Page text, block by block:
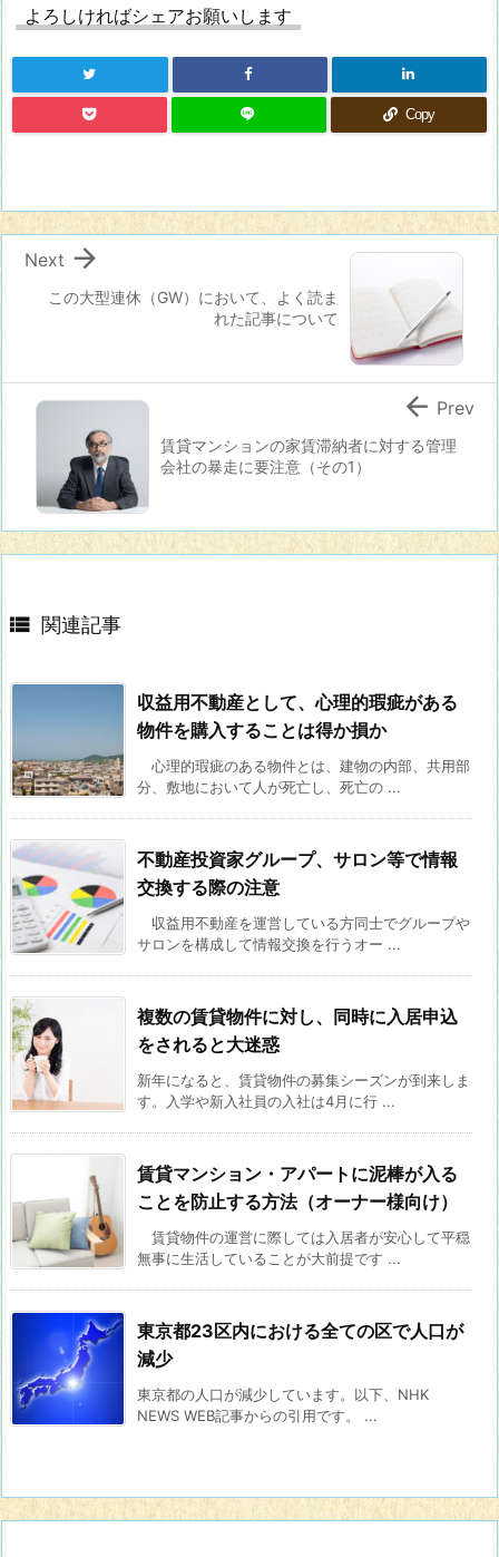
よろしければシェアお願いします
Copy
この大型連休（GW）において、よく読ま
れた記事について

Next
賃貸マンションの家賃滞納者に対する管理
会社の暴走に要注意（その1）
 Prev
 関連記事
収益用不動産として、心理的瑕疵がある
物件を購入することは得か損か
心理的瑕疵のある物件とは、建物の内部、共用部
分、敷地において人が死亡し、死亡の ...
不動産投資家グループ、サロン等で情報
交換する際の注意
収益用不動産を運営している方同士でグループや
サロンを構成して情報交換を行うオー ...
複数の賃貸物件に対し、同時に入居申込
をされると大迷惑
新年になると、賃貸物件の募集シーズンが到来しま
す。入学や新入社員の入社は4月に行 ...
賃貸マンション・アパートに泥棒が入る
ことを防止する方法（オーナー様向け）
賃貸物件の運営に際しては入居者が安心して平穏
無事に生活していることが大前提です ...
東京都23区内における全ての区で人口が
減少
東京都の人口が減少しています。以下、NHK
NEWS WEB記事からの引用です。 ...